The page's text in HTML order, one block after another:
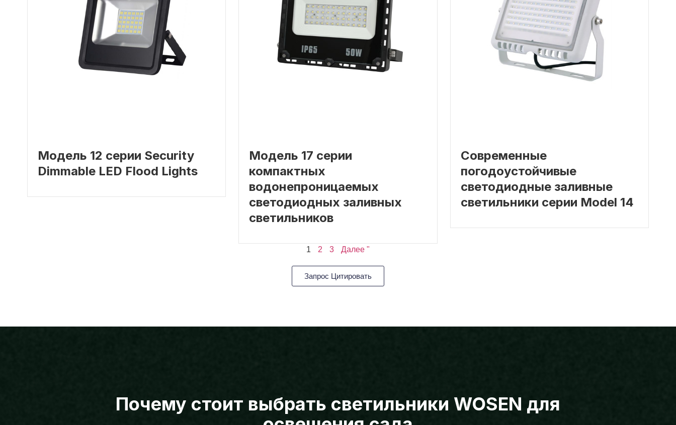
Модель 12 серии Security
Dimmable LED Flood Lights
Модель 17 серии
компактных
водонепроницаемых
светодиодных заливных
светильников
Современные
погодоустойчивые
светодиодные заливные
светильники серии Model 14
1 2 3 Далее "
Запрос Цитировать
Почему стоит выбрать светильники WOSEN для